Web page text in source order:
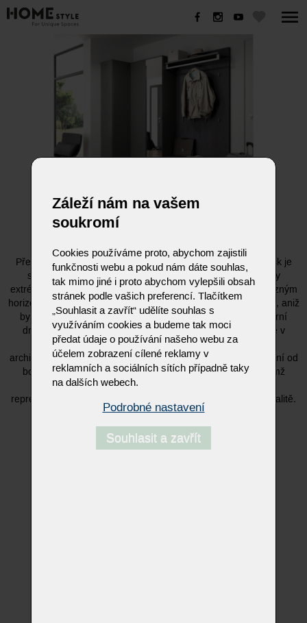
Předsíňový systém TANDO od německého výrobce Sudbrock je
specialistou na úzké prostory a architektonické výzvy. Díky
extrémně malé hloubce, začínající na pouhých 20 cm, a výrazným
horizontálním liniím dokáže opticky rozšířit i tu nejužší chodbu, aniž
by ubral na funkčnosti. Charakteristickým rysem jsou moderní
drážkované čelní plochy a integrované úchytové lišty, které v
kombinaci s prvotřídními laky a dýhami vytvářejí čistý,
architektonický vzhled. TANDO nabízí inteligentní úložná řešení od
botníků pro velké velikosti až po elegantní šatní panely, čímž
proměňuje vstupní prostory v dokonale organizovanou a
reprezentativní vizitku domova v nekompromisní německé kvalitě.
Záleží nám na vašem
soukromí
Cookies používáme proto, abychom zajistili
funkčnosti webu a pokud nám dáte souhlas,
tak mimo jiné i proto abychom vylepšili obsah
stránek podle vašich preferencí. Tlačítkem
„Souhlasit a zavřít“ udělíte souhlas s
využíváním cookies a budeme tak moci
předat údaje o používání našeho webu za
účelem zobrazení cílené reklamy v
reklamních a sociálních sítích případně taky
na dalších webech.
Podrobné nastavení
Souhlasit a zavřít